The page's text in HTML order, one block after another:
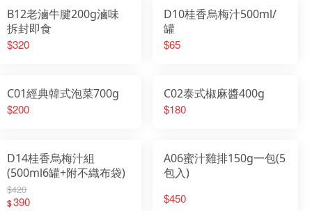
B12老滷牛腱200g滷味
拆封即食
$320
D10桂香烏梅汁500ml/
罐
$65
C01經典韓式泡菜700g
$200
C02泰式椒麻醬400g
$180
D14桂香烏梅汁組
(500ml6罐+附不織布袋)
$420
$390
A06蜜汁雞排150g一包(5
包入)
$450